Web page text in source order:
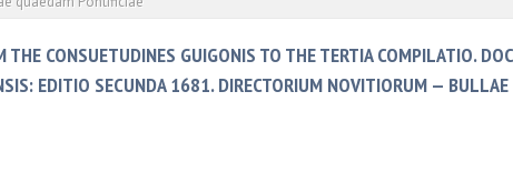
CONSUETUDINES GUIGONIS TO THE TERTIA COMPILATIO.
EDITIO SECUNDA 1681. DIRECTORIUM NOVITIORUM —